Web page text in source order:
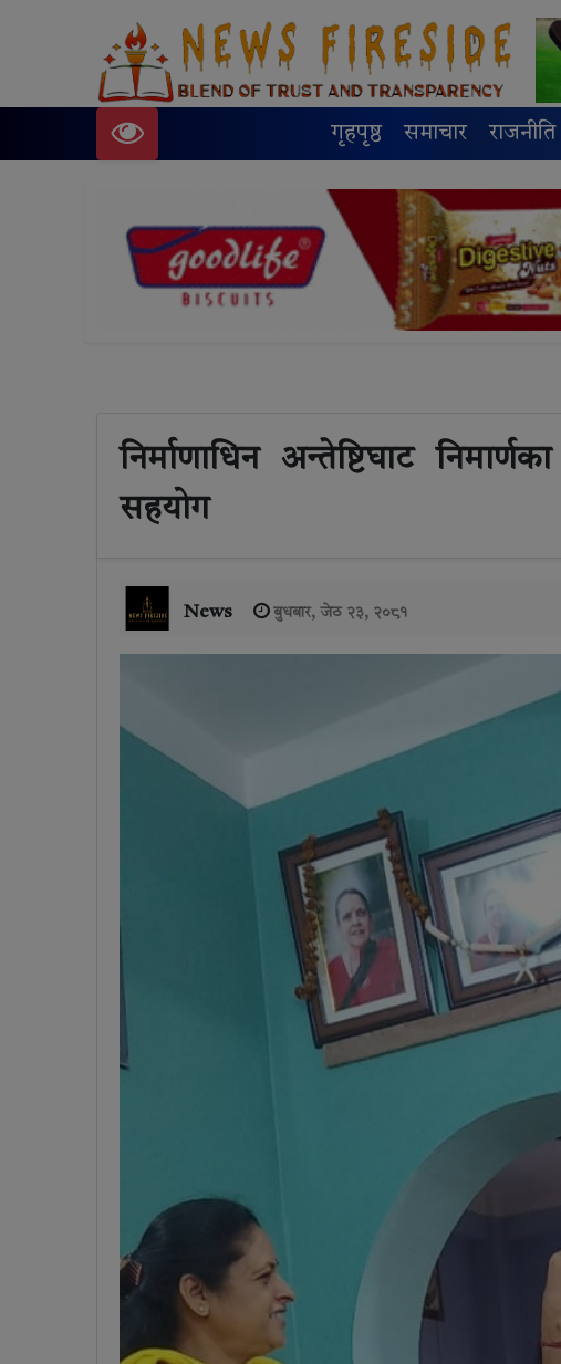
गृहपृष्ठ समाचार राजनीति
निर्माणाधिन अन्तेष्टिघाट
सहयोग
News बुधबार, जेठ २३, २०८१